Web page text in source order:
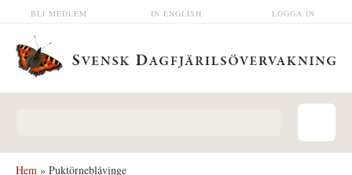
Hoppa till huvudinnehåll LOGGA IN
IN ENGLISH
BLI MEDLEM
Hem » Puktörneblåvinge